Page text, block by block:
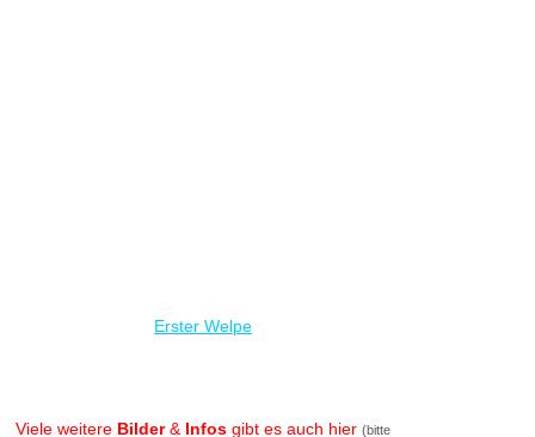
Erster Welpe
Viele weitere Bilder& Infos gibt es auch hier (bitte